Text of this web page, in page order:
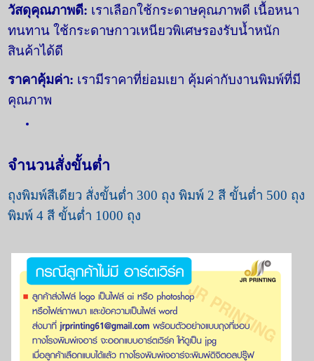
วัสดุคุณภาพดี: เราเลือกใช้กระดาษคุณภาพดี เนื้อหนา
ทนทาน ใช้กระดาษกาวเหนียวพิเศษรองรับน้ำหนัก
สินค้าได้ดี
ราคาคุ้มค่า: เรามีราคาที่ย่อมเยา คุ้มค่ากับงานพิมพ์ที่มี
คุณภาพ
จำนวนสั่งขั้นต่ำ
ถุงพิมพ์สีเดียว สั่งขั้นต่ำ 300 ถุง พิมพ์ 2 สี ขั้นต่ำ 500 ถุง
พิมพ์ 4 สี ขั้นต่ำ 1000 ถุง